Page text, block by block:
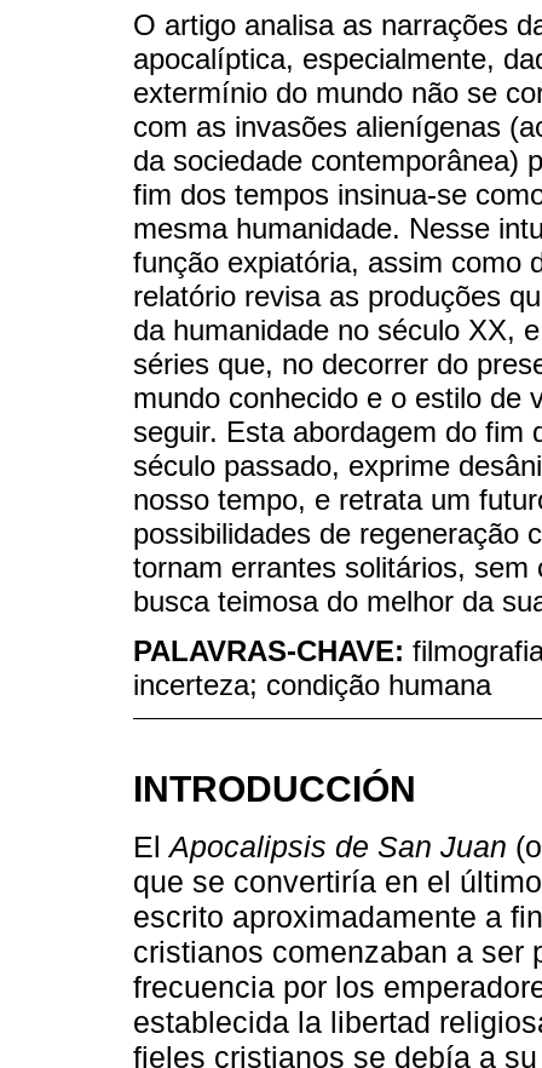
O artigo analisa as narrações
apocalíptica, especialmente,
extermínio do mundo não se
com as invasões alienígenas
da sociedade contemporânea)
fim dos tempos insinua-se
mesma humanidade. Nesse
função expiatória, assim como
relatório revisa as produções
da humanidade no século XX,
séries que, no decorrer do
mundo conhecido e o estilo de
seguir. Esta abordagem do fim
século passado, exprime
nosso tempo, e retrata um
possibilidades de regeneração
tornam errantes solitários,
busca teimosa do melhor da
PALAVRAS-CHAVE:
incerteza; condição humana
INTRODUCCIÓN
ElApocalipsis de San Juan
que se convertiría en el
escrito aproximadamente a
cristianos comenzaban a ser
frecuencia por los
establecida la libertad
fieles cristianos se debía a